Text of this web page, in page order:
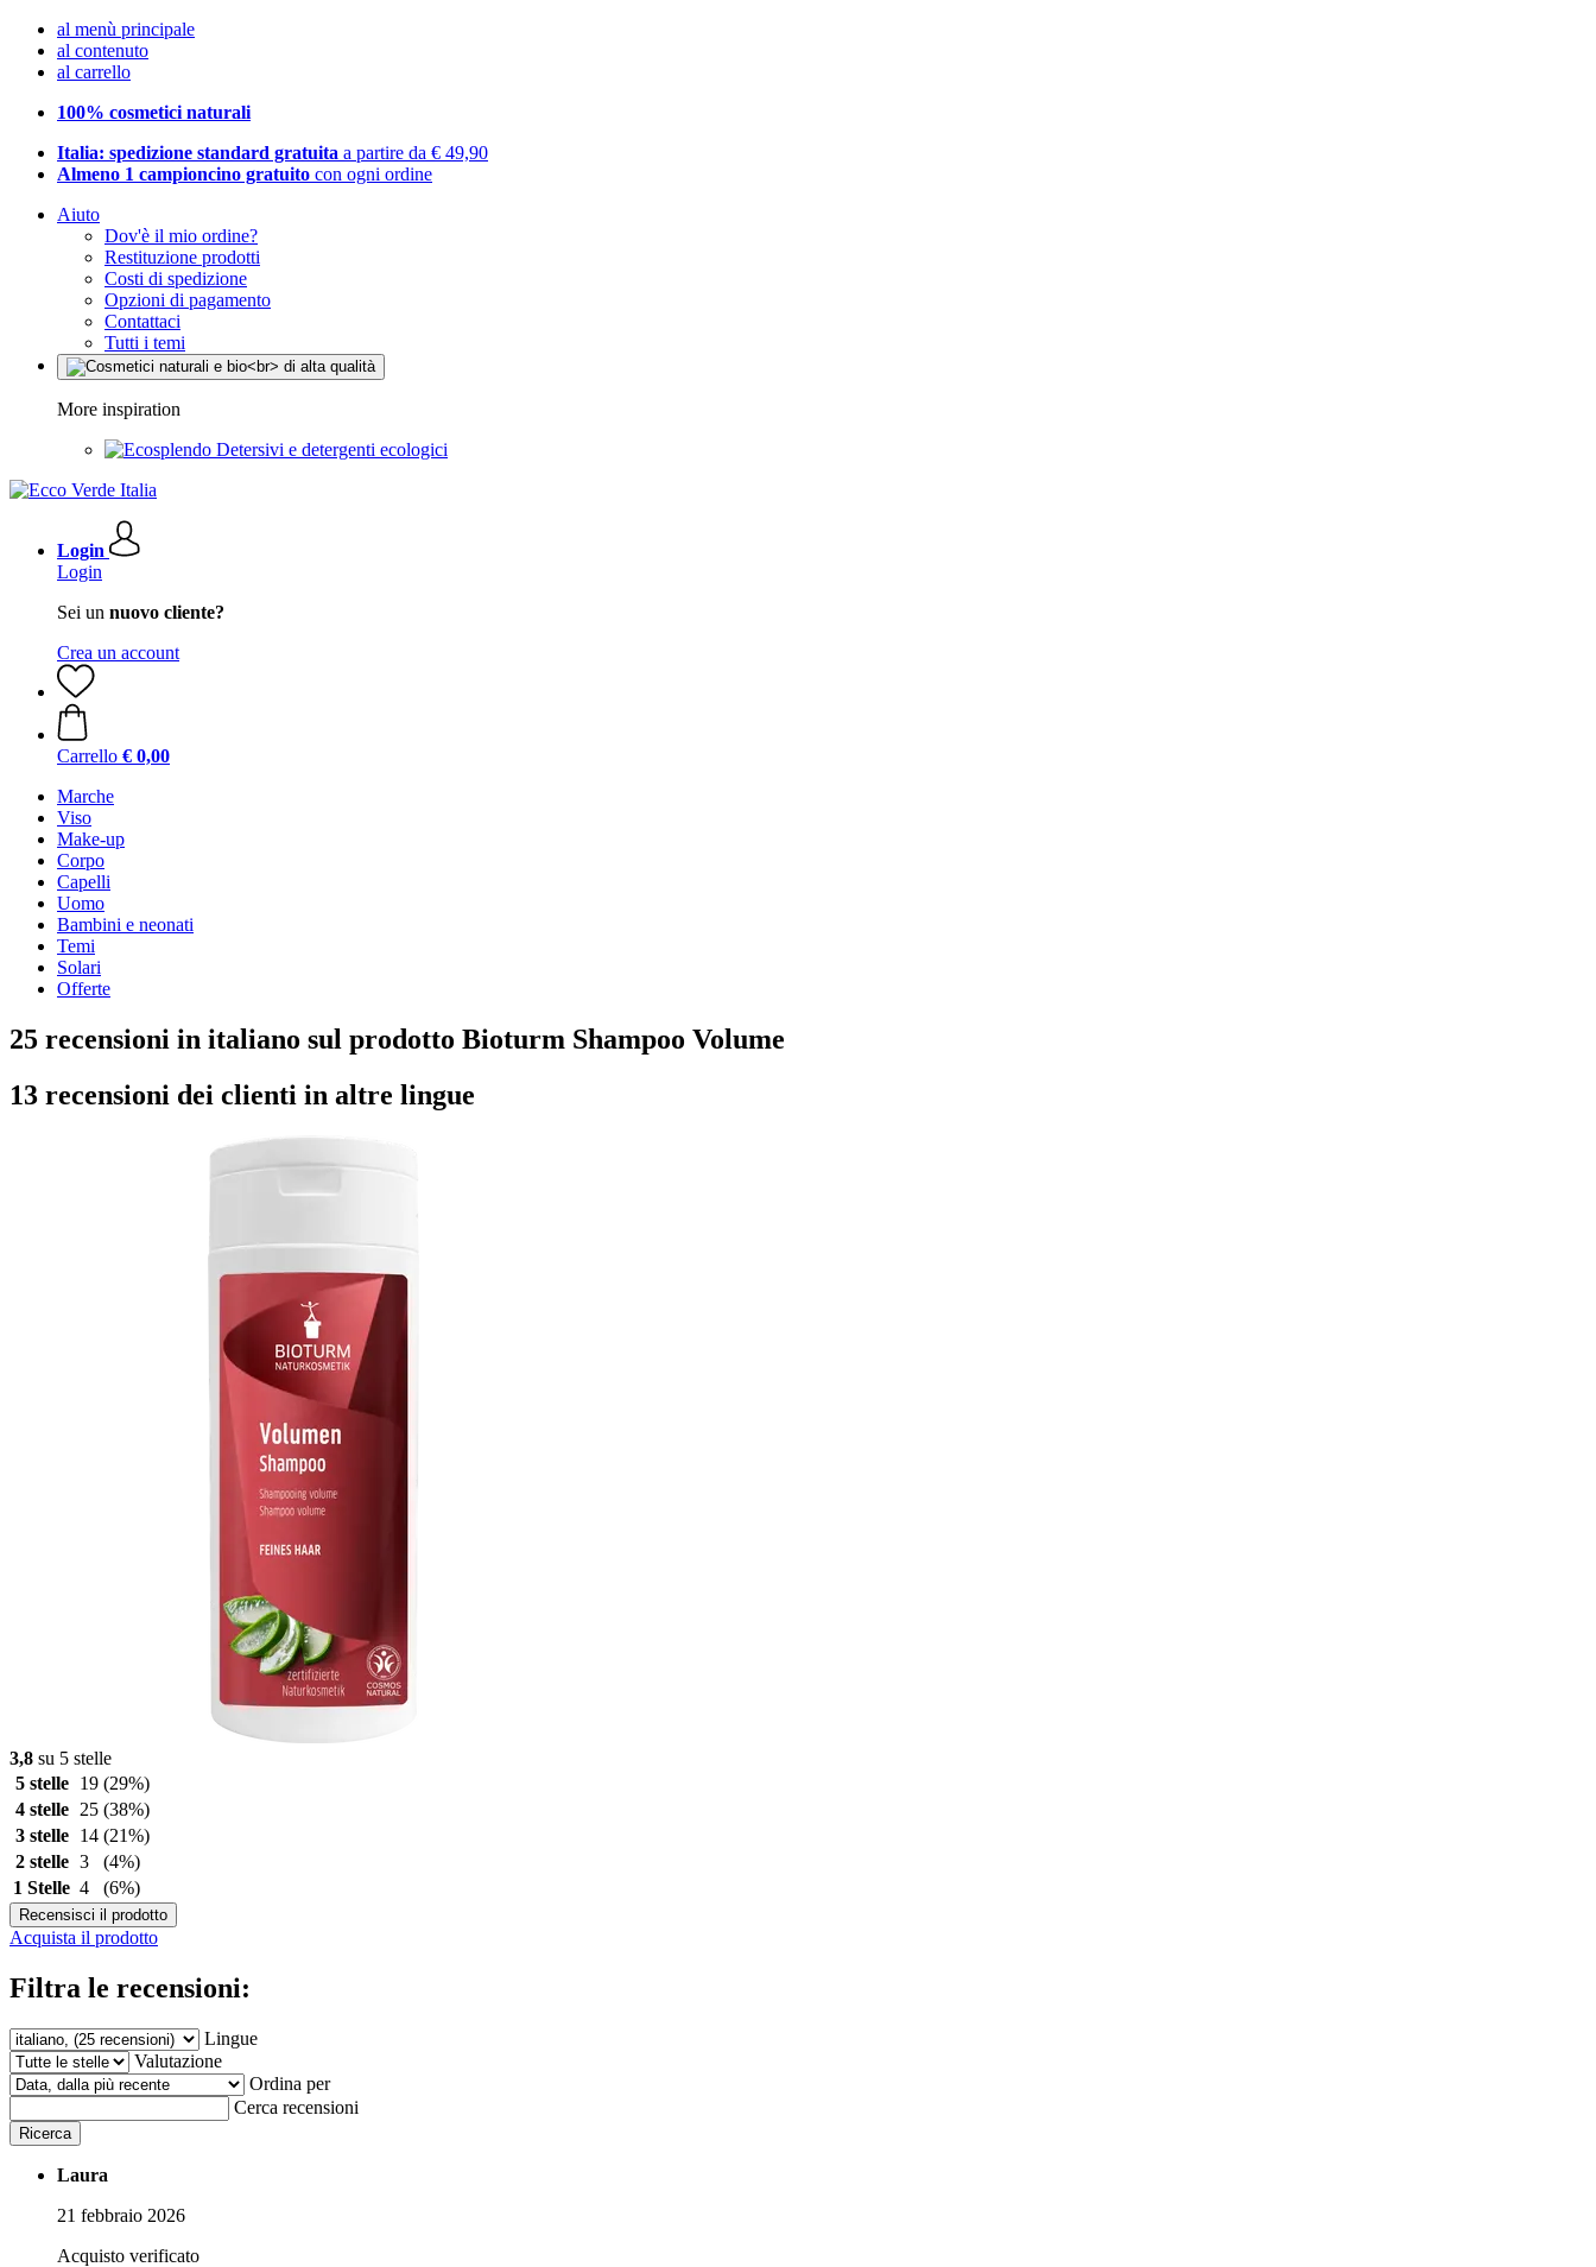
al menù principale
al contenuto
al carrello
100% cosmetici naturali
Italia: spedizione standard gratuita a partire da € 49,90
Almeno 1 campioncino gratuito con ogni ordine
Aiuto
Dov'è il mio ordine?
Restituzione prodotti
Costi di spedizione
Opzioni di pagamento
Contattaci
Tutti i temi
More inspiration
Detersivi e detergenti ecologici
Login
Login
Sei un nuovo cliente?
Crea un account
Carrello € 0,00
Marche
Viso
Make-up
Corpo
Capelli
Uomo
Bambini e neonati
Temi
Solari
Offerte
25 recensioni in italiano sul prodotto Bioturm Shampoo Volume
13 recensioni dei clienti in altre lingue
3,8 su 5 stelle
5 stelle
19 (29%)
4 stelle
25 (38%)
3 stelle
14 (21%)
2 stelle 3
(4%)
1 Stelle 4 (6%)
Recensisci il prodotto
Acquista il prodotto
Filtra le recensioni:
Lingue
Valutazione
Ordina per
Cerca recensioni
Ricerca
Laura
21 febbraio 2026
Acquisto verificato